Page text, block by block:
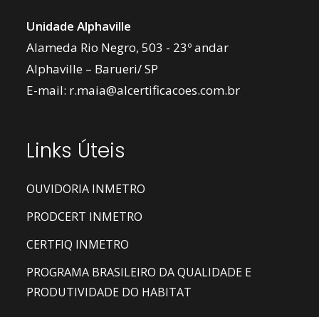
Unidade Alphaville
Alameda Rio Negro, 503 - 23º andar
Alphaville – Barueri/ SP
E-mail: r.maia@alcertificacoes.com.br
Links Úteis
OUVIDORIA INMETRO
PRODCERT INMETRO
CERTFIQ INMETRO
PROGRAMA BRASILEIRO DA QUALIDADE E
PRODUTIVIDADE DO HABITAT